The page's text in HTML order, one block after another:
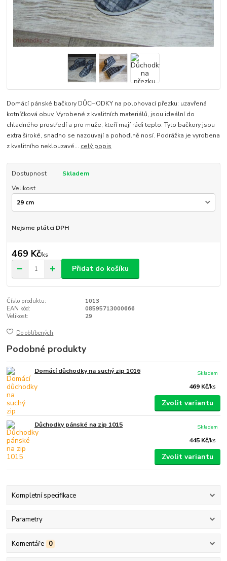
Domácí pánské bačkory DŮCHODKY na polohovací přezku: uzavřená
kotníčková obuv, Vyrobené z kvalitních materiálů, jsou ideální do
chladného prostředí a pro muže, kteří mají rádi teplo. Tyto bačkory jsou
extra široké, snadno se nazouvají a pohodlně nosí. Podrážka je vyrobena
z kvalitního neklouzavé... celý popis
Dostupnost
Skladem
Velikost
Nejsme plátci DPH
469 Kč/ks
Přidat do košíku
Číslo produktu:
1013
EAN kód:
08595713000666
Velikost:
29
Do oblíbených
Podobné produkty
Domácí důchodky na suchý zip 1016
469 Kč/ks
Skladem
Zvolit variantu
Důchodky pánské na zip 1015
445 Kč/ks
Skladem
Zvolit variantu
Kompletní specifikace
Parametry
Komentáře 0